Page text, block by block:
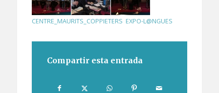
CENTRE_MAURITS_COPPIETERS EXPO-L@NGUES
Compartir esta entrada